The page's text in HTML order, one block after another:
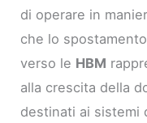
di operare in
che lo
verso le HBM
alla crescita della
destinati ai sistemi